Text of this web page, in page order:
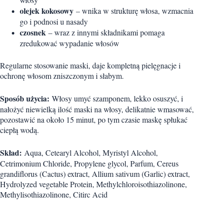
olejek kokosowy – wnika w strukturę włosa, wzmacnia
go i podnosi u nasady
czosnek – wraz z innymi składnikami pomaga
zredukować wypadanie włosów
Regularne stosowanie maski, daje kompletną pielęgnacje i
ochronę włosom zniszczonym i słabym.
Sposób użycia: Włosy umyć szamponem, lekko osuszyć, i
nałożyć niewielką ilość maski na włosy, delikatnie wmasować,
pozostawić na około 15 minut, po tym czasie maskę spłukać
ciepłą wodą.
Skład: Aqua, Cetearyl Alcohol, Myristyl Alcohol,
Cetrimonium Chloride, Propylene glycol, Parfum, Cereus
grandiflorus (Cactus) extract, Allium sativum (Garlic) extract,
Hydrolyzed vegetable Protein, Methylchloroisothiazolinone,
Methylisothiazolinone, Citirc Acid